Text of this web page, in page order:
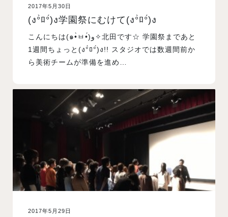
2017年5月30日
(ง°̀ﾛ°́)ง学園祭にむけて(ง°̀ﾛ°́)ง
こんにちは(๑•̀ㅂ•́)و✧北田です☆ 学園祭まであと
1週間ちょっと(ง°̀ﾛ°́)ง!! スタジオでは数週間前か
ら美術チームが準備を進め…
2017年5月29日